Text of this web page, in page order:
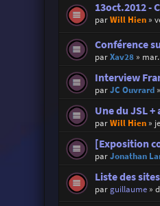
13oct.2012 -
parWill Hien»
Conférence
parXav28»
Interview
parJC Ouvrard»
Une du JSL
parWill Hien»
[Exposition
parJonathan
Liste des
par guillaume»